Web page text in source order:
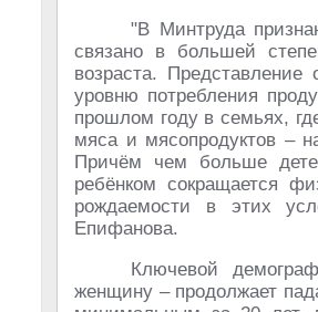
"В Минтруда
связано в большей
возраста.
уровню потребления
прошлом году в семьях,
мяса и мясопродуктов –
Причём чем больше
ребёнком сокращается
рождаемости в этих
Епифанова.
Ключевой
женщину – продолжает